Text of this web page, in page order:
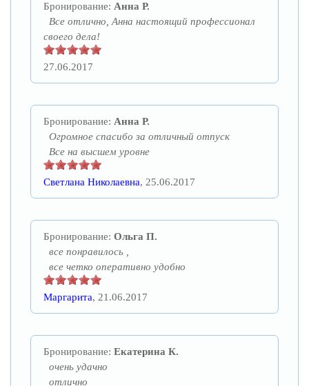
Бронирование: Анна Р.
Все отлично, Анна настоящий профессионал
своего дела!
27.06.2017
Бронирование: Анна Р.
Огромное спасибо за отличный отпуск
Все на высшем уровне
Светлана Николаевна, 25.06.2017
Бронирование: Ольга П.
все понравилось ,
все четко оперативно удобно
Маргарита, 21.06.2017
Бронирование: Екатерина К.
очень удачно
отлично